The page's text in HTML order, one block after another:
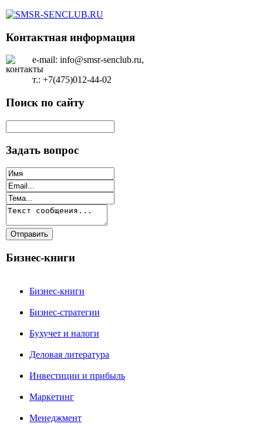
Контактная информация
e-mail: info@smsr-senclub.ru,
т.: +7(475)012-44-02
Поиск по сайту
Задать вопрос
Бизнес-книги
Бизнес-книги
Бизнес-стратегии
Бухучет и налоги
Деловая литература
Инвестиции и прибыль
Маркетинг
Менеджмент